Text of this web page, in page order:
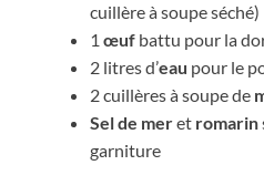
cuillère à soupe séché)
1 œuf battu pour la
2 litres d’eau pour le
2 cuillères à soupe de
Sel de meret romarin
garniture